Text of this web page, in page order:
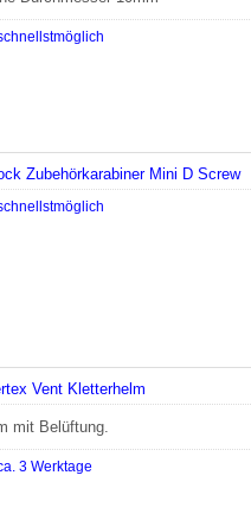
Zubehörkarabiner Mini D Screw
Vent Kletterhelm
mit Belüftung.
3 Werktage